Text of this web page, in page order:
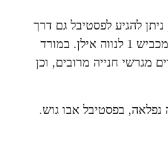
להגיע לפסטיבל גם דרך
המנהרה החדשה המובילה מכביש 1 לנווה אילן. במורד
חנייה מרובים, וכן
בפסטיבל אבו גוש.